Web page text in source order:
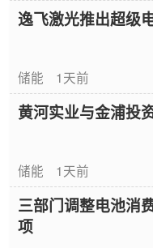
逸飞激光推出超级
储能 1天前
黄河实业与金浦投
储能 1天前
三部门调整电池消
项